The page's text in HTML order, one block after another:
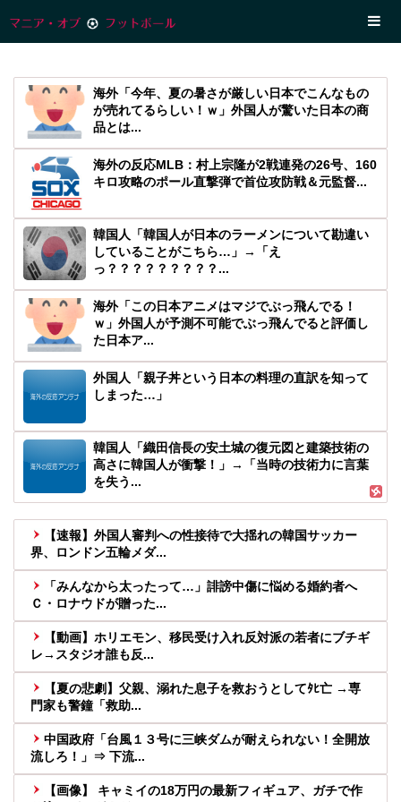
海外「今年、夏の暑さが厳しい日本でこんなもの
が売れてるらしい！ｗ」外国人が驚いた日本の商
品とは...
海外の反応MLB：村上宗隆が2戦連発の26号、160
キロ攻略のポール直撃弾で首位攻防戦＆元監督...
韓国人「韓国人が日本のラーメンについて勘違い
していることがこちら…」→「え
っ？？？？？？？？？...
海外「この日本アニメはマジでぶっ飛んでる！
ｗ」外国人が予測不可能でぶっ飛んでると評価し
た日本ア...
外国人「親子丼という日本の料理の直訳を知って
しまった…」
韓国人「織田信長の安土城の復元図と建築技術の
高さに韓国人が衝撃！」→「当時の技術力に言葉
を失う...
【速報】外国人審判への性接待で大揺れの韓国サッカー
界、ロンドン五輪メダ...
「みんなから太ったって…」誹謗中傷に悩める婚約者へ
Ｃ・ロナウドが贈った...
【動画】ホリエモン、移民受け入れ反対派の若者にブチギ
レ→スタジオ誰も反...
【夏の悲劇】父親、溺れた息子を救おうとしてﾀﾋ亡 →専
門家も警鐘「救助...
中国政府「台風１３号に三峡ダムが耐えられない！全開放
流しろ！」⇒ 下流...
【画像】 キャミイの18万円の最新フィギュア、ガチで作